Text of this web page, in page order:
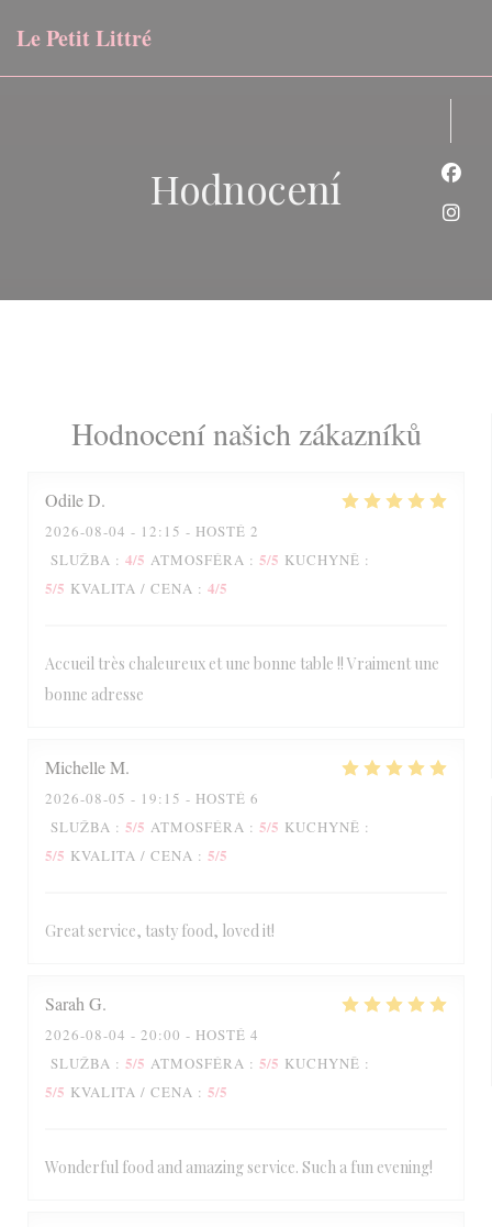
Le Petit Littré
Hodnocení
Hodnocení našich zákazníků
OdileD
2026-08-04 - 12:15 - HOSTÉ 2
SLUŽBA : 4/5 ATMOSFÉRA : 5/5 KUCHYNĚ :
5/5 KVALITA / CENA : 4/5
Accueil très chaleureux et une bonne table !! Vraiment une
bonne adresse
MichelleM
2026-08-05 - 19:15 - HOSTÉ 6
SLUŽBA : 5/5 ATMOSFÉRA : 5/5 KUCHYNĚ :
5/5 KVALITA / CENA : 5/5
Great service, tasty food, loved it!
Sarah G
2026-08-04 - 20:00 - HOSTÉ 4
SLUŽBA : 5/5 ATMOSFÉRA : 5/5 KUCHYNĚ :
5/5 KVALITA / CENA : 5/5
Wonderful food and amazing service. Such a fun evening!